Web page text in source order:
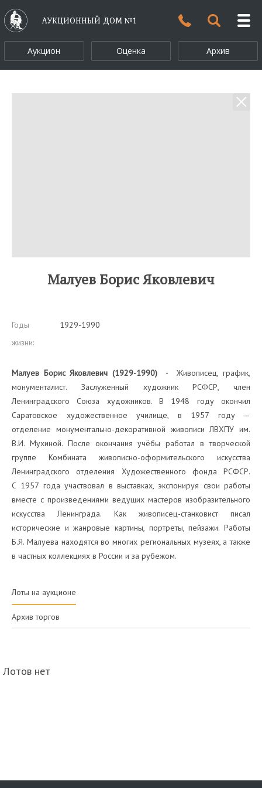
АУКЦИОННЫЙ ДОМ №1
Аукцион Оценка Архив
Малуев Борис Яковлевич
Годы
жизни:
1929-1990
Малуев Борис Яковлевич (1929-1990)- Живописец, график,
монументалист. Заслуженный художник РСФСР, член
Ленинградского Союза художников. В 1948 году окончил
Саратовское художественное училище, в 1957 году —
отделение монументально-декоративной живописи ЛВХПУ им.
В.И. Мухиной. После окончания учёбы работал в творческой
группе Комбината живописно-оформительского искусства
Ленинградского отделения Художественного фонда РСФСР.
С 1957 года участвовал в выставках, экспонируя свои работы
вместе с произведениями ведущих мастеров изобразительного
искусства Ленинграда. Как живописец-станковист писал
исторические и жанровые картины, портреты, пейзажи. Работы
Б.Я. Малуева находятся во многих региональных музеях, а также
в частных коллекциях в России и за рубежом.
Лоты на аукционе
Архив торгов
Лотов нет